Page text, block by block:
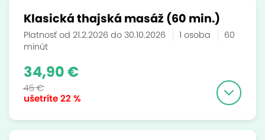
Klasická thajská masáž (60 min.)
Platnosť od 21.2.2026 do 30.10.2026 1 osoba
60
minút
ušetríte22 %
34,90 €
45 €